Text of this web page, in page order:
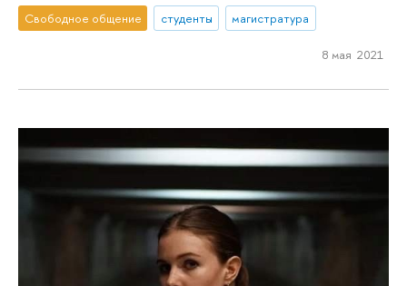
Свободное общение студенты магистратура
8 мая 2021